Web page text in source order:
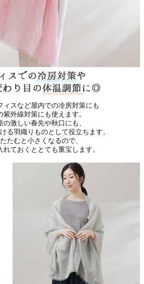
ィスなど屋内での冷房対策にも
紫外線対策にも使えます。
の激しい春先や秋口にも、
る羽織りものとして役立ちます。
たむと小さくなるので、
れておくととても重宝します。